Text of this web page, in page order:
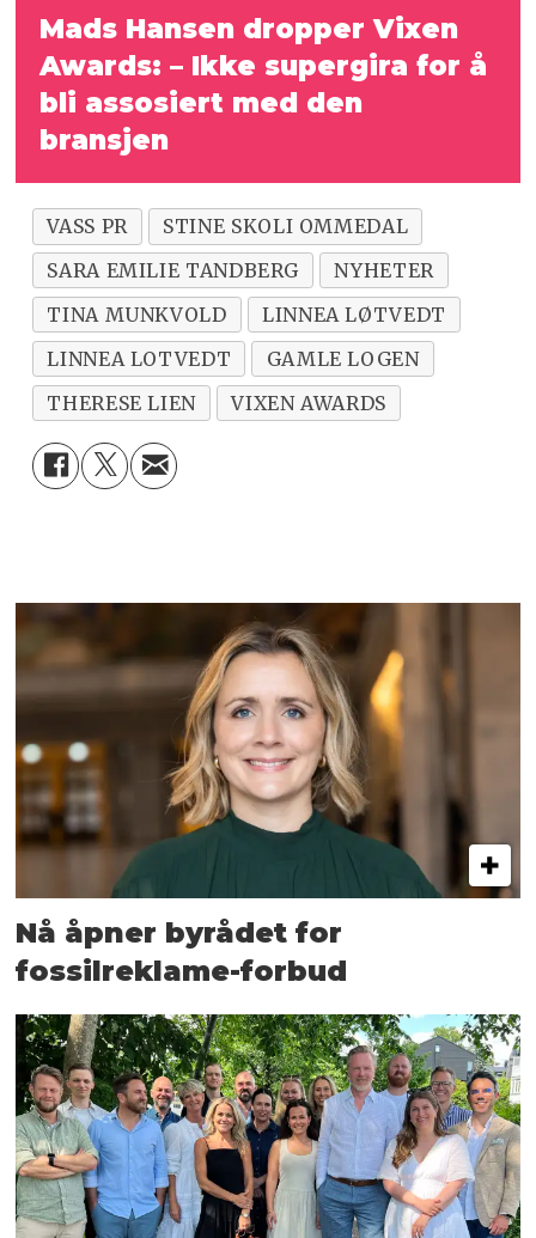
Mads Hansen dropper Vixen
Awards: – Ikke supergira for å
bli assosiert med den
bransjen
VASS PR
STINE SKOLI OMMEDAL
SARA EMILIE TANDBERG
NYHETER
TINA MUNKVOLD
LINNEA LØTVEDT
LINNEA LOTVEDT
GAMLE LOGEN
THERESE LIEN
VIXEN AWARDS
Nå åpner byrådet for
fossilreklame-forbud